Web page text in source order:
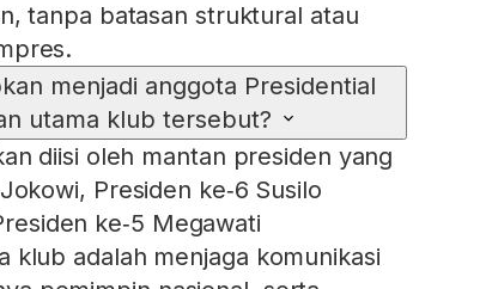
tanpa batasan struktural atau
menjadi anggota Presidential
utama klub tersebut?
diisi oleh mantan presiden yang
Presiden ke‑6 Susilo
ke‑5 Megawati
klub adalah menjaga komunikasi